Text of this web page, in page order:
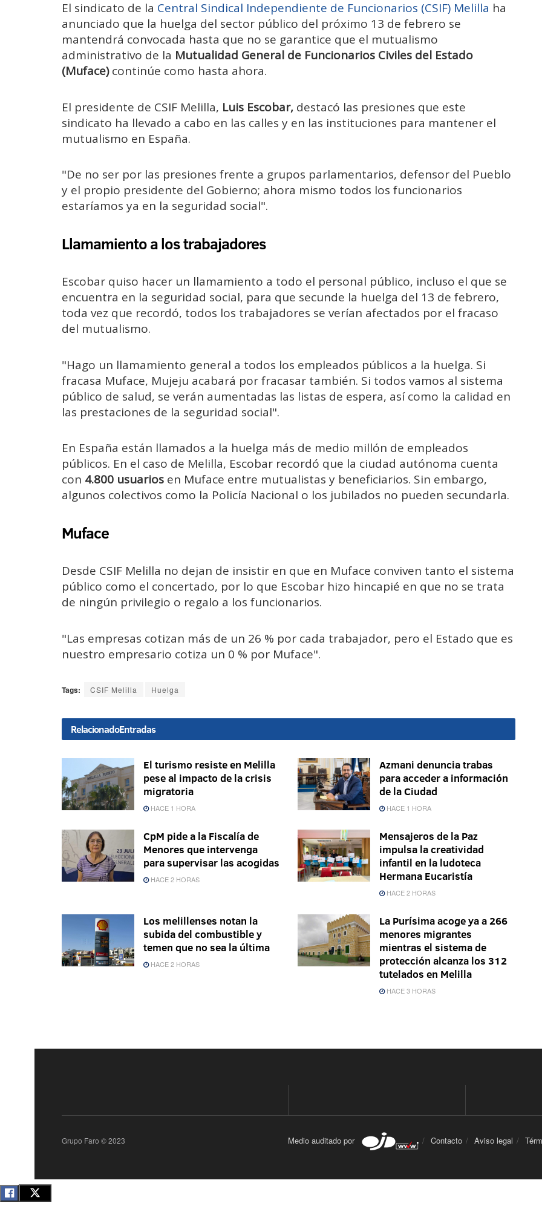
El sindicato de la Central Sindical Independiente de Funcionarios (CSIF) Melilla ha
anunciado que la huelga del sector público del próximo 13 de febrero se
mantendrá convocada hasta que no se garantice que el mutualismo
administrativo de la Mutualidad General de Funcionarios Civiles del Estado
(Muface)continúe como hasta ahora.
El presidente de CSIF Melilla, Luis Escobar, destacó las presiones que este
sindicato ha llevado a cabo en las calles y en las instituciones para mantener el
mutualismo en España.
"De no ser por las presiones frente a grupos parlamentarios, defensor del Pueblo
y el propio presidente del Gobierno; ahora mismo todos los funcionarios
estaríamos ya en la seguridad social".
Llamamiento a los trabajadores
Escobar quiso hacer un llamamiento a todo el personal público, incluso el que se
encuentra en la seguridad social, para que secunde la huelga del 13 de febrero,
toda vez que recordó, todos los trabajadores se verían afectados por el fracaso
del mutualismo.
"Hago un llamamiento general a todos los empleados públicos a la huelga. Si
fracasa Muface, Mujeju acabará por fracasar también. Si todos vamos al sistema
público de salud, se verán aumentadas las listas de espera, así como la calidad en
las prestaciones de la seguridad social".
En España están llamados a la huelga más de medio millón de empleados
públicos. En el caso de Melilla, Escobar recordó que la ciudad autónoma cuenta
con 4.800 usuarios en Muface entre mutualistas y beneficiarios. Sin embargo,
algunos colectivos como la Policía Nacional o los jubilados no pueden secundarla.
Muface
Desde CSIF Melilla no dejan de insistir en que en Muface conviven tanto el sistema
público como el concertado, por lo que Escobar hizo hincapié en que no se trata
de ningún privilegio o regalo a los funcionarios.
"Las empresas cotizan más de un 26 % por cada trabajador, pero el Estado que es
nuestro empresario cotiza un 0 % por Muface".
Tags: CSIF Melilla Huelga
RelacionadoEntradas
El turismo resiste en Melilla
pese al impacto de la crisis
migratoria
HACE 1 HORA
Azmani denuncia trabas
para acceder a información
de la Ciudad
HACE 1 HORA
CpM pide a la Fiscalía de
Menores que intervenga
para supervisar las acogidas
HACE 2 HORAS
Mensajeros de la Paz
impulsa la creatividad
infantil en la ludoteca
Hermana Eucaristía
HACE 2 HORAS
Los melillenses notan la
subida del combustible y
temen que no sea la última
HACE 2 HORAS
La Purísima acoge ya a 266
menores migrantes
mientras el sistema de
protección alcanza los 312
tutelados en Melilla
HACE 3 HORAS
Medio auditado por Contacto Aviso legal
Grupo Faro © 2023